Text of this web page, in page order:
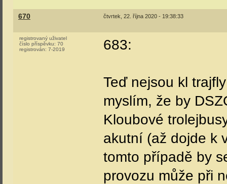
670 čtvrtek, 22. října 2020 - 19:38:33
registrovaný uživatel
číslo příspěvku: 70
registrován: 7-2019 683:
Teď nejsou kl
myslím, že by
Kloubové
akutní (až dojde k
tomto případě by
provozu může při